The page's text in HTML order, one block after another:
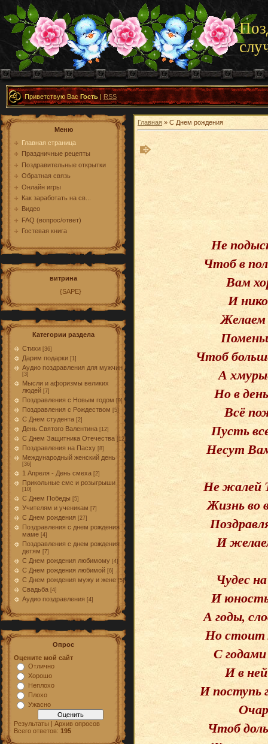
Приветствую ВасГость|RSS
Меню
Главная страница
Праздничные рецепты
Поздравительные открытки
Обратная связь
Онлайн игры
Как заработать на св...
Видео
FAQ (вопрос/ответ)
Гостевая книга
витрина
{SAPE}
Категории раздела
Стихи [36]
Дарим подарки [1]
Аудио поздравления для мужчин
[3]
Мысли и афоризмы великих
людей [7]
Поздравления с Новым годом [9]
Поздравления с Рождеством [5]
С Днем студента [2]
День Святого Валентина [12]
С Днем Защитника Отечества [12]
Поздравления на Пасху [8]
Международный женский день
[36]
1 Апреля - День смеха [2]
Прикольные смс и розыгрыши
[10]
С Днем Победы [5]
Учителям и ученикам [7]
С Днем рождения [27]
Поздравления с днем рождения
маме [4]
Поздравления с днем рождения
детям [7]
С Днем рождения любимому [4]
С Днем рождения любимой [6]
С Днем рождения мужу и жене [5]
Свадьба [4]
Аудио поздравления [4]
Опрос
Оцените мой сайт
Отлично
Хорошо
Неплохо
Плохо
Ужасно
Результаты | Архив опросов
Всего ответов: 195
Главная » С Днем рождения
Не
Чтоб в
Вам
И
Желаем
Чтоб
А
Но в
Всё
Пусть
Несут
Не жалей
Жизнь во
И
Чудес
И юность
А годы,
Но стоит
С
И в
И поступь
Чтоб